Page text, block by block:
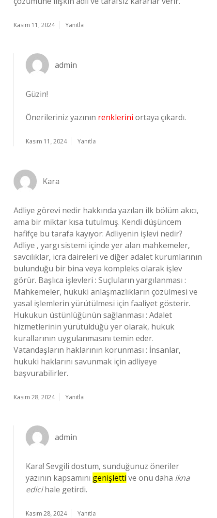
Kasım 11, 2024 Yanıtla
admin
Güzin!
Önerileriniz yazının renklerini ortaya çıkardı.
Kasım 11, 2024 Yanıtla
Kara
Adliye görevi nedir hakkında yazılan ilk bölüm akıcı,
ama bir miktar kısa tutulmuş. Kendi düşüncem
hafifçe bu tarafa kayıyor: Adliyenin işlevi nedir?
Adliye , yargı sistemi içinde yer alan mahkemeler,
savcılıklar, icra daireleri ve diğer adalet kurumlarının
bulunduğu bir bina veya kompleks olarak işlev
görür. Başlıca işlevleri : Suçluların yargılanması :
Mahkemeler, hukuki anlaşmazlıkların çözülmesi ve
yasal işlemlerin yürütülmesi için faaliyet gösterir.
Hukukun üstünlüğünün sağlanması : Adalet
hizmetlerinin yürütüldüğü yer olarak, hukuk
kurallarının uygulanmasını temin eder.
Vatandaşların haklarının korunması : İnsanlar,
hukuki haklarını savunmak için adliyeye
başvurabilirler.
Kasım 28, 2024 Yanıtla
admin
Kara! Sevgili dostum, sunduğunuz öneriler
yazının kapsamını genişletti ve onu daha ikna
edicihale getirdi.
Kasım 28, 2024 Yanıtla